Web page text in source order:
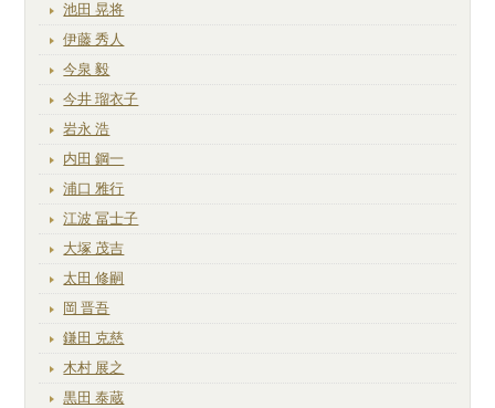
池田 晃将
伊藤 秀人
今泉 毅
今井 瑠衣子
岩永 浩
内田 鋼一
浦口 雅行
江波 冨士子
大塚 茂吉
太田 修嗣
岡 晋吾
鎌田 克慈
木村 展之
黒田 泰蔵